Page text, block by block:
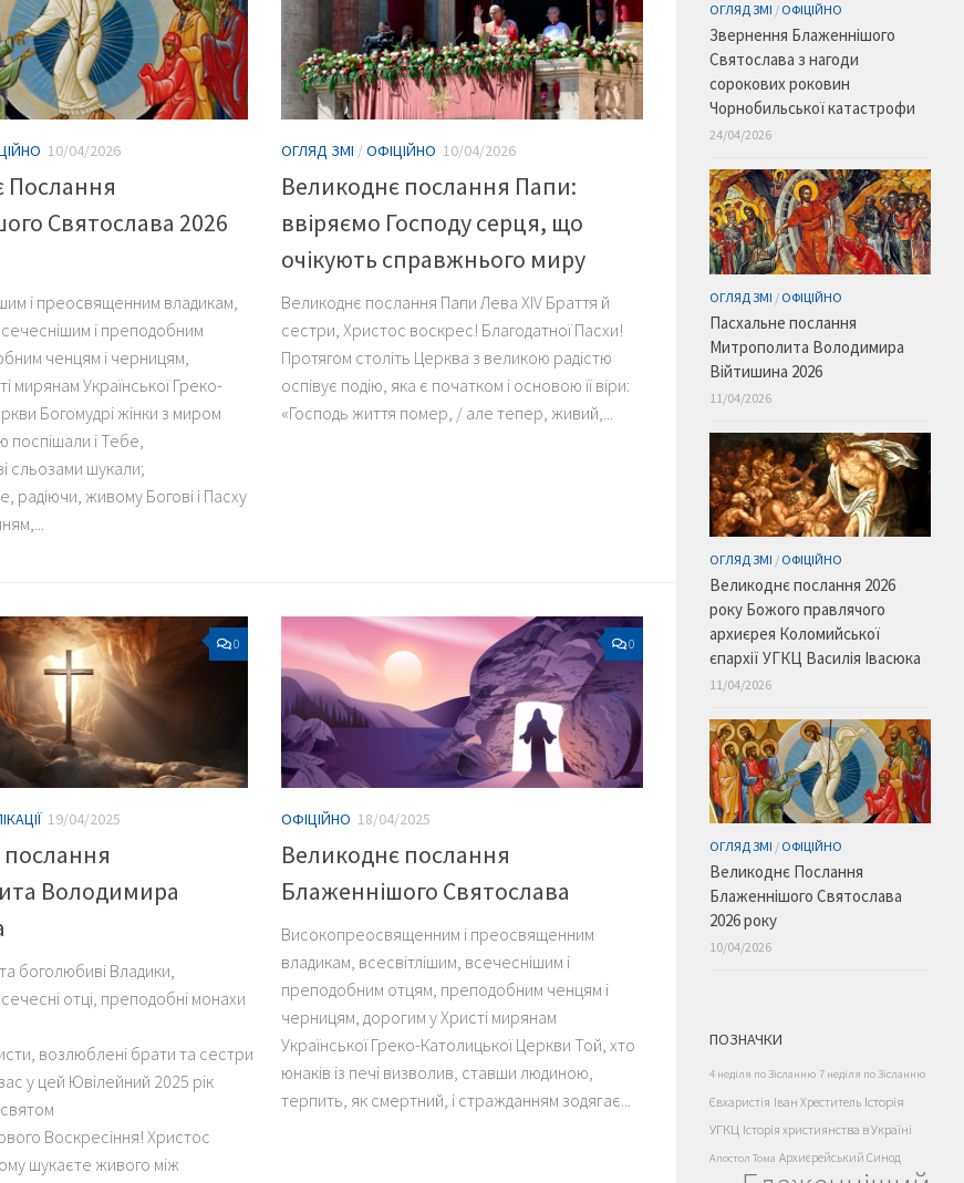
10/04/2026
Послання
Святослава 2026
і преосвященним владикам,
і преподобним
ченцям і черницям,
мирянам Української Греко-
Богомудрі жінки з миром
поспішали і Тебе,
сльозами шукали;
радіючи, живому Богові і Пасху
ОГЛЯД ЗМІ /ОФІЦІЙНО 10/04/2026
Великоднє послання Папи:
ввіряємо Господу серця, що
очікують справжнього миру
Великоднє послання Папи Лева XIV Браття й
сестри, Христос воскрес! Благодатної Пасхи!
Протягом століть Церква з великою радістю
оспівує подію, яка є початком і основою її віри:
«Господь життя помер, / але тепер, живий,...
0
19/04/2025
послання
Володимира
боголюбиві Владики,
отці, преподобні монахи
возлюблені брати та сестри
у цей Ювілейний 2025 рік
святом
Воскресіння! Христос
шукаєте живого між
0
ОФІЦІЙНО 18/04/2025
Великоднє послання
Блаженнішого Святослава
Високопреосвященним і преосвященним
владикам, всесвітлішим, всечеснішим і
преподобним отцям, преподобним ченцям і
черницям, дорогим у Христі мирянам
Української Греко-Католицької Церкви Той, хто
юнаків із печі визволив, ставши людиною,
терпить, як смертний, і стражданням зодягає...
ОГЛЯД ЗМІ / ОФІЦІЙНО
Звернення Блаженнішого
Святослава з нагоди
сорокових роковин
Чорнобильської катастрофи
24/04/2026
ОГЛЯД ЗМІ / ОФІЦІЙНО
Пасхальне послання
Митрополита Володимира
Війтишина 2026
11/04/2026
ОГЛЯД ЗМІ / ОФІЦІЙНО
Великоднє послання 2026
року Божого правлячого
архиєрея Коломийської
єпархії УГКЦ Василія Івасюка
11/04/2026
ОГЛЯД ЗМІ / ОФІЦІЙНО
Великоднє Послання
Блаженнішого Святослава
2026 року
10/04/2026
ПОЗНАЧКИ
4 неділя по Зісланню 7 неділя по Зісланню
Євхаристія Іван Хреститель Історія
УГКЦ Історія християнства в Україні
Апостол Тома Архиєрейський Синод